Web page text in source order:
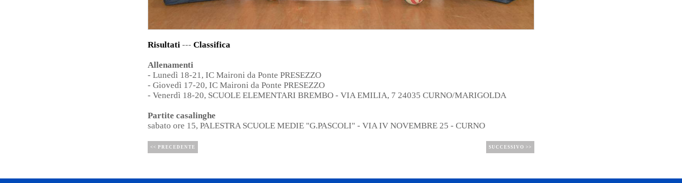
Risultati---Classifica
Allenamenti
- Lunedì 18-21, IC Maironi da Ponte PRESEZZO
- Giovedì 17-20, IC Maironi da Ponte PRESEZZO
- Venerdì 18-20, SCUOLE ELEMENTARI BREMBO - VIA EMILIA, 7 24035 CURNO/MARIGOLDA
Partite casalinghe
sabato ore 15, PALESTRA SCUOLE MEDIE "G.PASCOLI" - VIA IV NOVEMBRE 25 - CURNO
<< PRECEDENTE SUCCESSIVO >>